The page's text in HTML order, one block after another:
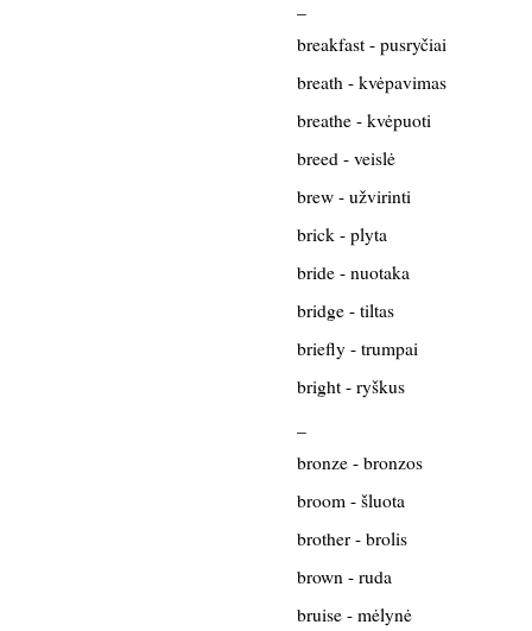
breakfast - pusryčiai
breath - kvėpavimas
breathe - kvėpuoti
breed - veislė
brew - užvirinti
brick - plyta
bride - nuotaka
bridge - tiltas
briefly - trumpai
bright - ryškus
bronze - bronzos
broom - šluota
brother - brolis
brown - ruda
bruise - mėlynė